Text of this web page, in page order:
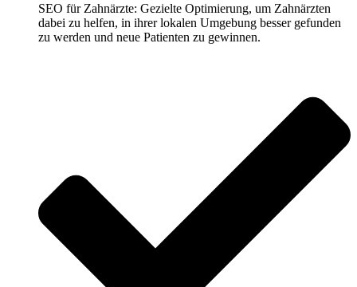
SEO für Zahnärzte: Gezielte Optimierung, um Zahnärzten
dabei zu helfen, in ihrer lokalen Umgebung besser gefunden
zu werden und neue Patienten zu gewinnen.